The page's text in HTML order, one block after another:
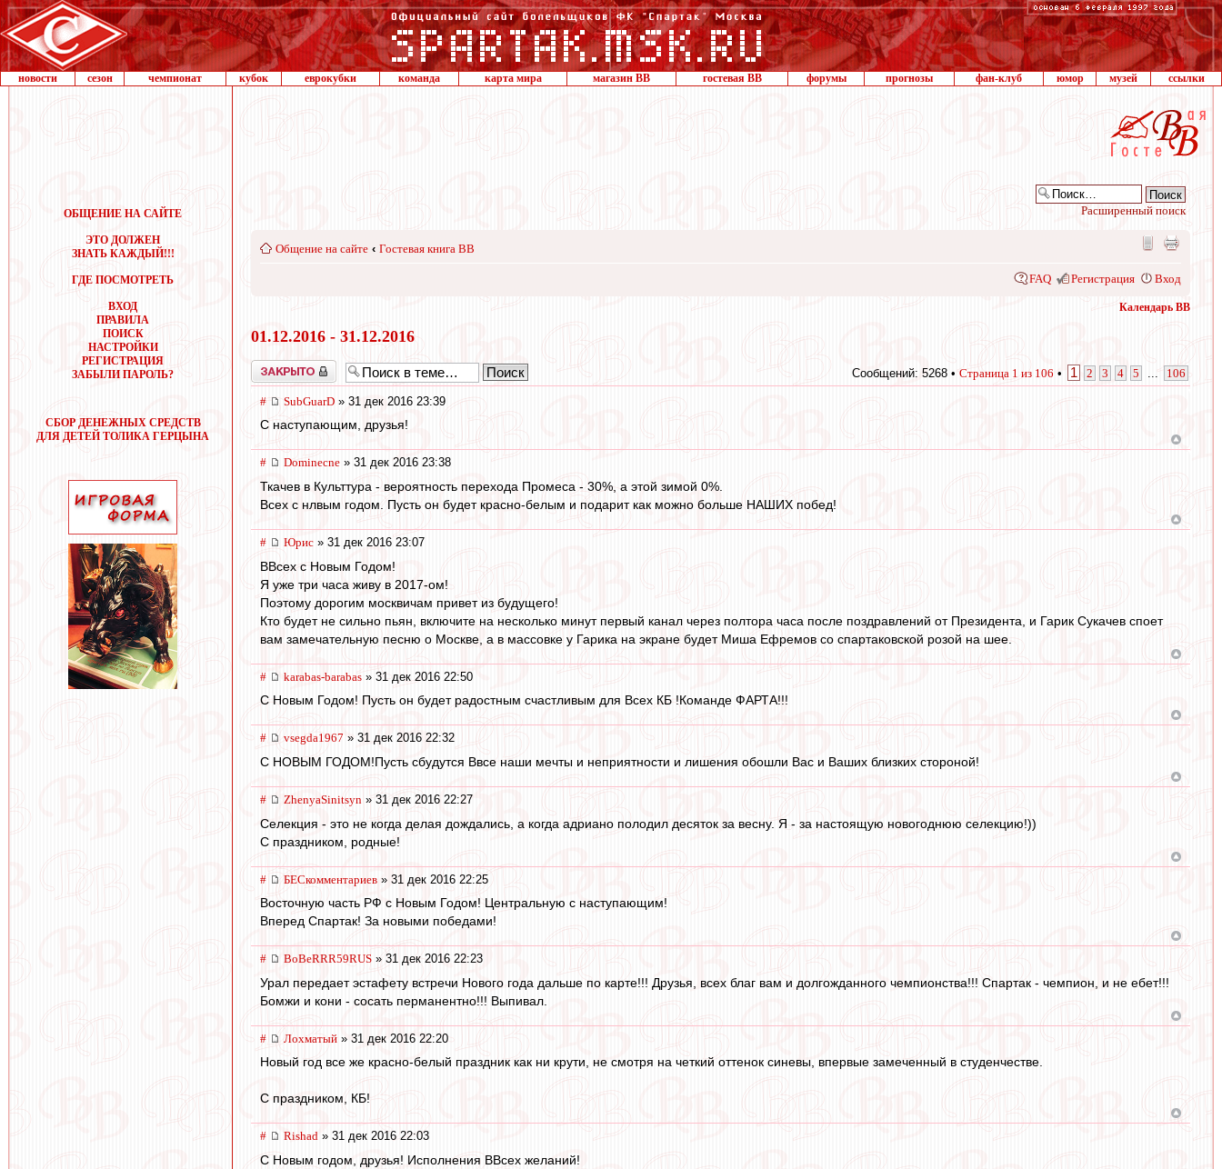
новости сезон чемпионат кубок еврокубки команда карта мира магазин ВВ гостевая ВВ форумы прогнозы фан-клуб юмор музей ссылки
ОБЩЕНИЕ НА САЙТЕ
ЭТО ДОЛЖЕН
ЗНАТЬ КАЖДЫЙ!!!
ГДЕ ПОСМОТРЕТЬ
ВХОД
ПРАВИЛА
ПОИСК
НАСТРОЙКИ
РЕГИСТРАЦИЯ
ЗАБЫЛИ ПАРОЛЬ?
СБОР ДЕНЕЖНЫХ СРЕДСТВ
ДЛЯ ДЕТЕЙ ТОЛИКА ГЕРЦЫНА
Расширенный поиск
Общение на сайте ‹ Гостевая книга ВВ
FAQ Регистрация Вход
Календарь ВВ
01.12.2016 - 31.12.2016
Закрыто Сообщений: 5268 • Страница 1 из 106 • 1 2 3 4 5 106
# SubGuarD » 31 дек 2016 23:39
С наступающим, друзья!
# Dominecne » 31 дек 2016 23:38
Ткачев в Культтура - вероятность перехода Промеса - 30%, а этой зимой 0%.
Всех с нлвым годом. Пусть он будет красно-белым и подарит как можно больше НАШИХ побед!
# Юрис » 31 дек 2016 23:07
ВВсех с Новым Годом!
Я уже три часа живу в 2017-ом!
Поэтому дорогим москвичам привет из будущего!
Кто будет не сильно пьян, включите на несколько минут первый канал через полтора часа после поздравлений от Президента, и Гарик Сукачев споет
вам замечательную песню о Москве, а в массовке у Гарика на экране будет Миша Ефремов со спартаковской розой на шее.
# karabas-barabas » 31 дек 2016 22:50
С Новым Годом! Пусть он будет радостным счастливым для Всех КБ !Команде ФАРТА!!!
# vsegda1967 » 31 дек 2016 22:32
С НОВЫМ ГОДОМ!Пусть сбудутся Ввсе наши мечты и неприятности и лишения обошли Вас и Ваших близких стороной!
# ZhenyaSinitsyn » 31 дек 2016 22:27
Селекция - это не когда делая дождались, а когда адриано полодил десяток за весну. Я - за настоящую новогоднюю селекцию!))
С праздником, родные!
# БЕСкомментариев » 31 дек 2016 22:25
Восточную часть РФ с Новым Годом! Центральную с наступающим!
Вперед Спартак! За новыми победами!
# BoBeRRR59RUS » 31 дек 2016 22:23
Урал передает эстафету встречи Нового года дальше по карте!!! Друзья, всех благ вам и долгожданного чемпионства!!! Спартак - чемпион, и не ебет!!!
Бомжи и кони - сосать перманентно!!! Выпивал.
# Лохматый » 31 дек 2016 22:20
Новый год все же красно-белый праздник как ни крути, не смотря на четкий оттенок синевы, впервые замеченный в студенчестве.
С праздником, КБ!
# Rishad » 31 дек 2016 22:03
С Новым годом, друзья! Исполнения ВВсех желаний!